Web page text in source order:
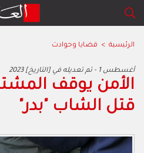
الرئيسية > قضايا وحوادث
2023 أغسطس 1 - تم تعديله في [التاريخ]
الأمن يوقف
قتل الشاب "بدر"